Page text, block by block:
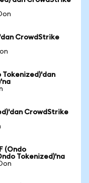
CrowdStrike
Tokenized)'dan
CrowdStrike
(Ondo
Tokenized)'na